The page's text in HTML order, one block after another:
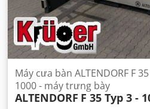
Máy cưa bàn ALTENDORF F
1000 - máy trưng bày
ALTENDORF F 35 Typ 3 -